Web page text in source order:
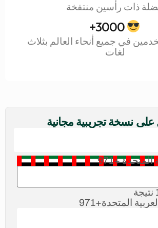
ذات رأسين منتفخة
3000+
في جميع أنحاء العالم بثلاث
لغات
نسخة تجريبية مجانية
+971
المتحدة+971